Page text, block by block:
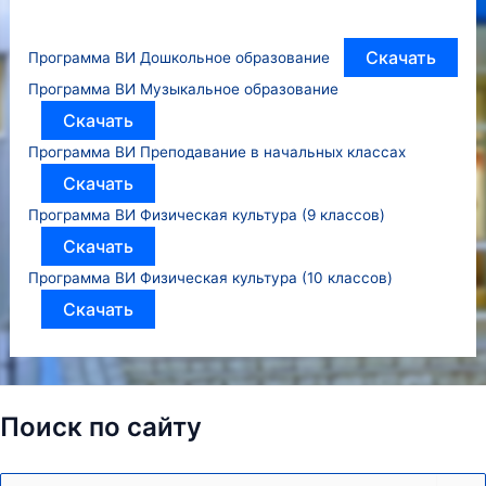
Программа ВИ Дошкольное образование Скачать
Программа ВИ Музыкальное образование
Скачать
Программа ВИ Преподавание в начальных классах
Скачать
Программа ВИ Физическая культура (9 классов)
Скачать
Программа ВИ Физическая культура (10 классов)
Скачать
Поиск по сайту